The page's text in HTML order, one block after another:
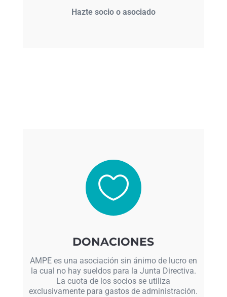
Hazte socio o asociado

DONACIONES
AMPE es una asociación sin ánimo de lucro en
la cual no hay sueldos para la Junta Directiva.
La cuota de los socios se utiliza
exclusivamente para gastos de administración.